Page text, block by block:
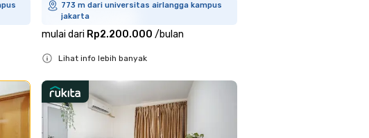
773 m dari universitas airlangga kampus
jakarta
mulai dari Rp2.200.000 /bulan
Lihat info lebih banyak